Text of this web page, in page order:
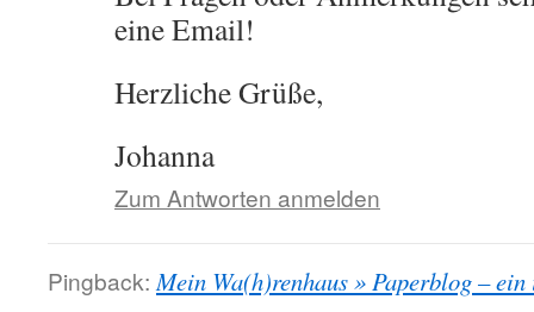
eine Email!
Herzliche Grüße,
Johanna
Zum Antworten anmelden
Pingback: Mein Wa(h)renhaus » Paperblog –